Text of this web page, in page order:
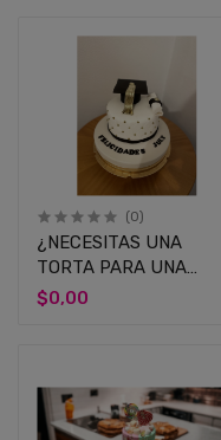
(0)
¿NECESITAS UNA
TORTA PARA UNA
OCASIÓN ESPECIAL?
$0,00